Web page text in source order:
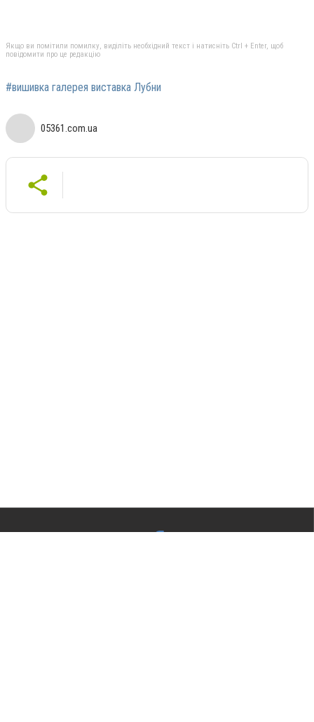
Якщо ви помітили помилку, виділіть необхідний текст і натисніть Ctrl + Enter, щоб
повідомити про це редакцію
#вишивка галерея виставка Лубни
05361.com.ua